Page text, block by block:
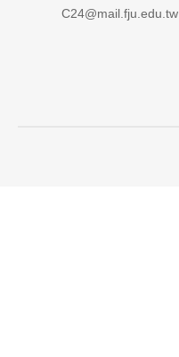
C24@mail.fju.edu.tw